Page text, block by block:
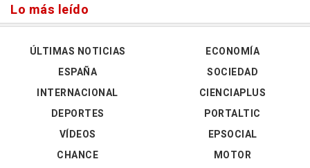
Lo más leído
ÚLTIMAS NOTICIAS
ESPAÑA
INTERNACIONAL
DEPORTES
VÍDEOS
ECONOMÍA
SOCIEDAD
CIENCIAPLUS
PORTALTIC
EPSOCIAL
CHANCE
MOTOR